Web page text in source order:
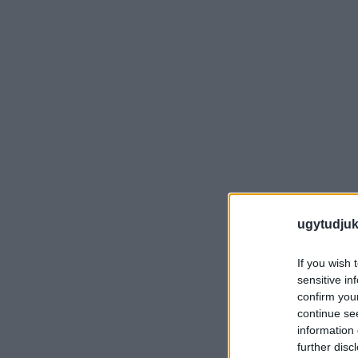
If you wish
sensitive
confirm
continue
information
further